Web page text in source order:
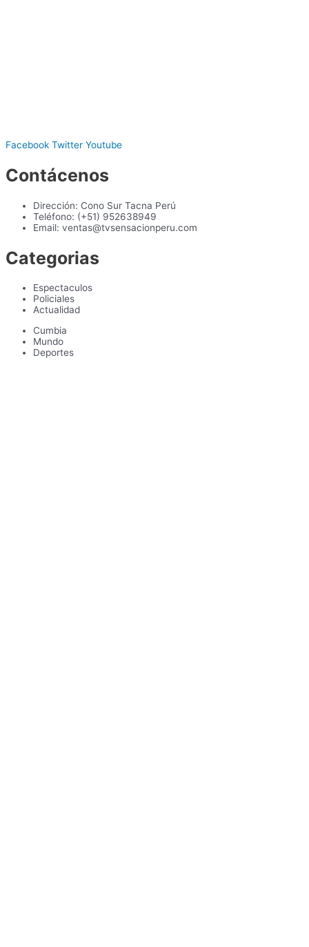
Facebook Twitter Youtube
Contácenos
Dirección: Cono Sur Tacna Perú
Teléfono: (+51) 952638949
Email: ventas@tvsensacionperu.com
Categorias
Espectaculos
Policiales
Actualidad
Cumbia
Mundo
Deportes